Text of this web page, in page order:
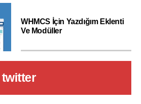
WHMCS İçin Yazdığım Eklenti
Ve Modüller